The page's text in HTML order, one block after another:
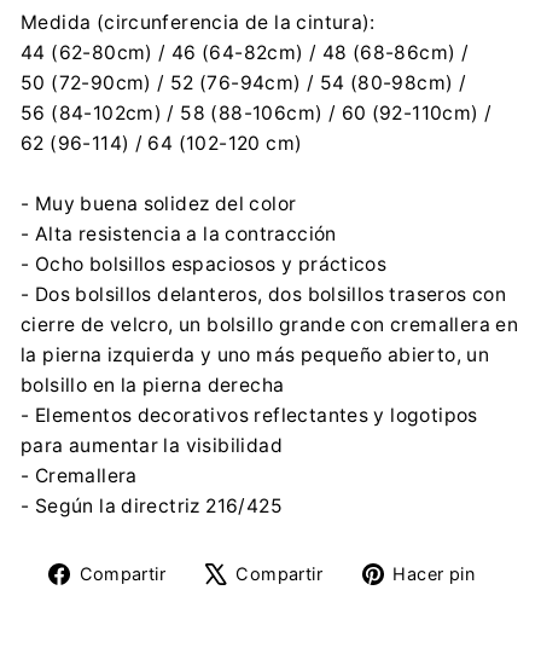
Medida (circunferencia de la cintura):
44 (62-80cm) / 46 (64-82cm) / 48 (68-86cm) /
50 (72-90cm) / 52 (76-94cm) / 54 (80-98cm) /
56 (84-102cm) / 58 (88-106cm) / 60 (92-110cm) /
62 (96-114) / 64 (102-120 cm)
- Muy buena solidez del color
- Alta resistencia a la contracción
- Ocho bolsillos espaciosos y prácticos
- Dos bolsillos delanteros, dos bolsillos traseros con
cierre de velcro, un bolsillo grande con cremallera en
la pierna izquierda y uno más pequeño abierto, un
bolsillo en la pierna derecha
- Elementos decorativos reflectantes y logotipos
para aumentar la visibilidad
- Cremallera
- Según la directriz 216/425
Compartir
CompartirCompartir
TuitearHacer pin